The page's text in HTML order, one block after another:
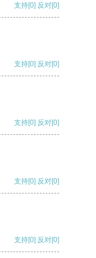
支持[0] 反对[0]
支持[0] 反对[0]
支持[0] 反对[0]
支持[0] 反对[0]
支持[0] 反对[0]